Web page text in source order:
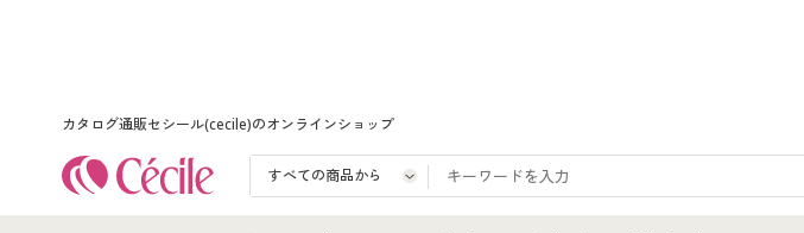
カタログ通販セシール(cecile)のオンラインショップ